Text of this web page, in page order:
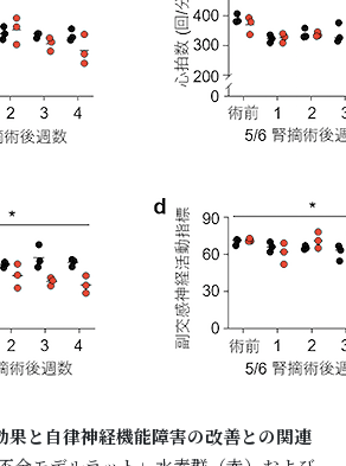
果と自律神経機能障害の改善との関連